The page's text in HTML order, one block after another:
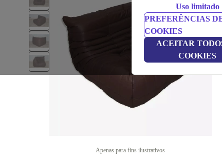
Uso limitado
PREFERÊNCIAS
COOKIES
ACEITAR
COOKIES
Apenas para fins ilustrativos